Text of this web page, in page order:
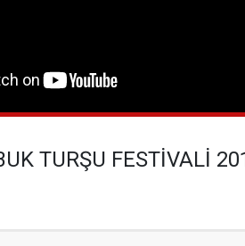
TURŞU FESTİVALİ